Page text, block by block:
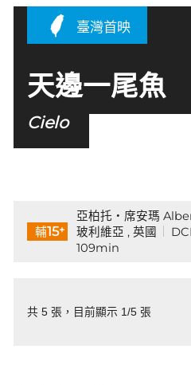
臺灣首映
天邊一尾魚
Cielo
輔15+
亞柏托・席安瑪
玻利維亞 , 英國
109min
共 5 張，目前顯示 1/5 張